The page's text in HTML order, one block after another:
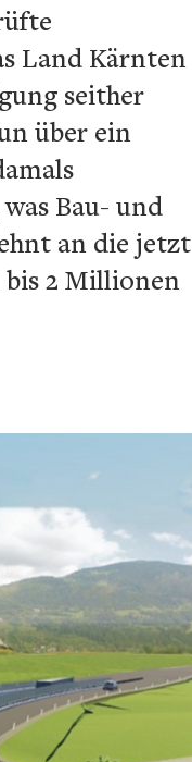
Land Kärnten
seither
über ein
Bau- und
an die jetzt
bis 2 Millionen